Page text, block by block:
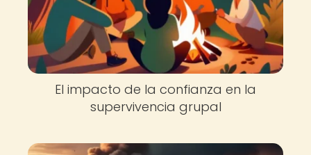
El impacto de la confianza en la
supervivencia grupal